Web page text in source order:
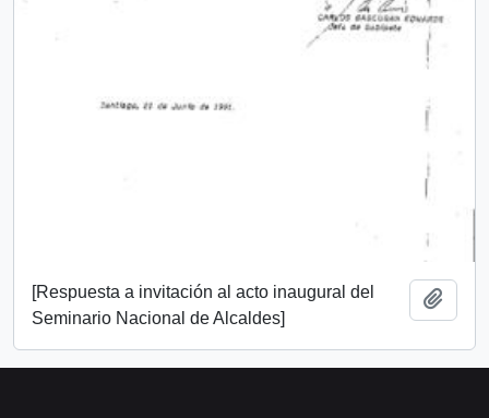
[Respuesta a invitación al acto inaugural del
Seminario Nacional de Alcaldes]